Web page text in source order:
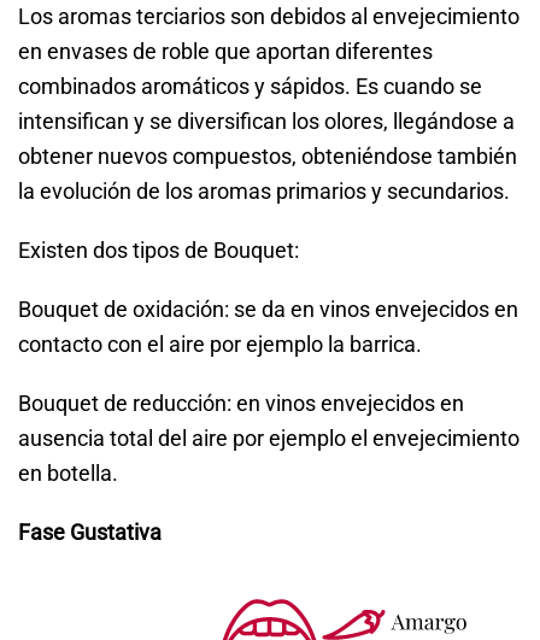
Los aromas terciarios son debidos al envejecimiento
en envases de roble que aportan diferentes
combinados aromáticos y sápidos. Es cuando se
intensifican y se diversifican los olores, llegándose a
obtener nuevos compuestos, obteniéndose también
la evolución de los aromas primarios y secundarios.
Existen dos tipos de Bouquet:
Bouquet de oxidación: se da en vinos envejecidos en
contacto con el aire por ejemplo la barrica.
Bouquet de reducción: en vinos envejecidos en
ausencia total del aire por ejemplo el envejecimiento
en botella.
Fase Gustativa